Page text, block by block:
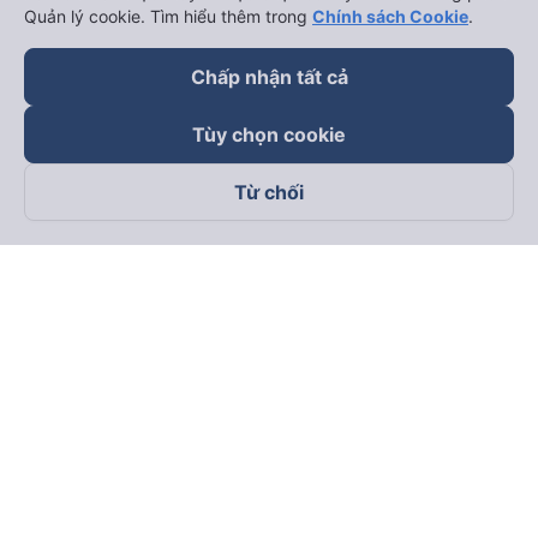
Quản lý cookie. Tìm hiểu thêm trong Chính sách Cookie.
Chấp nhận tất cả
Tùy chọn cookie
Từ chối